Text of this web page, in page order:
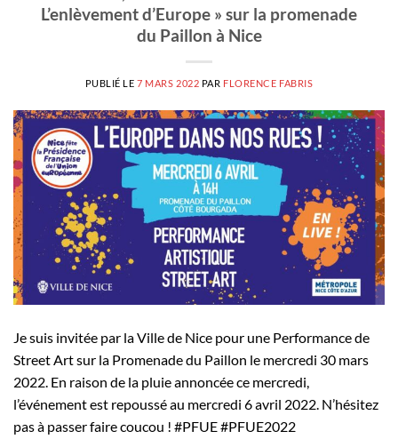
L’enlèvement d’Europe » sur la promenade
du Paillon à Nice
PUBLIÉ LE7 MARS 2022 PAR FLORENCE FABRIS
Je suis invitée par la Ville de Nice pour une Performance de
Street Art sur la Promenade du Paillon le mercredi 30 mars
2022. En raison de la pluie annoncée ce mercredi,
l’événement est repoussé au mercredi 6 avril 2022. N’hésitez
pas à passer faire coucou ! #PFUE #PFUE2022